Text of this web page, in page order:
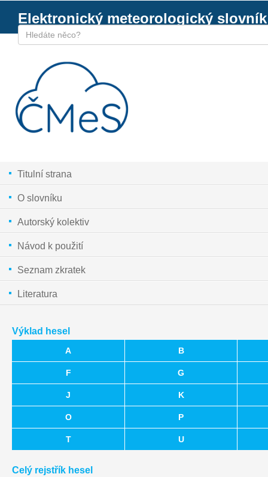
Elektronický meteorologický slovník
Titulní strana
O slovníku
Autorský kolektiv
Návod k použití
Seznam zkratek
Literatura
Výklad hesel
A B
F G
J K
O P
T U
Celý rejstřík hesel